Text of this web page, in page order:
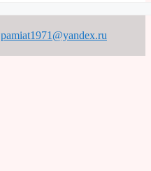
pamiat1971@yandex.ru